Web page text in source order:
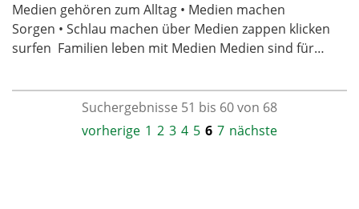
Medien gehören zum Alltag • Medien machen
Sorgen • Schlau machen über Medien zappen klicken
surfen  Familien leben mit Medien Medien sind für…
Suchergebnisse 51 bis 60 von 68
vorherige 1 2 3 4 5 6 7 nächste